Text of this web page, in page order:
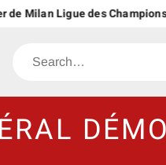
Ligue des Champions, le
Search